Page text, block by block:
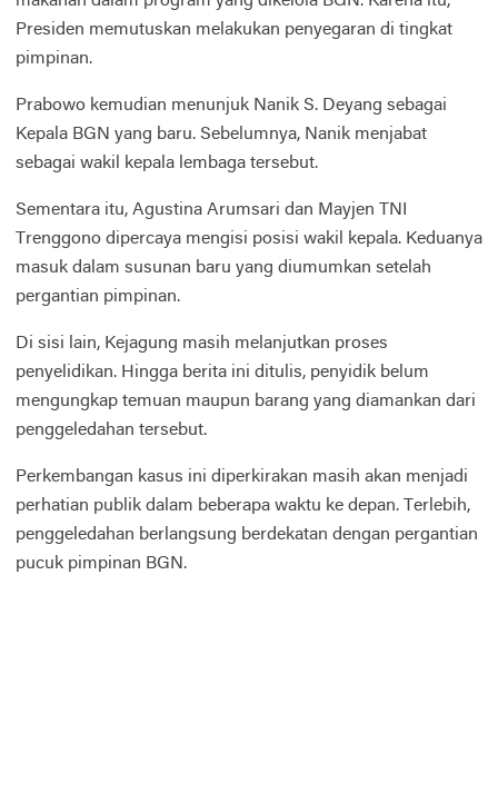
Presiden memutuskan melakukan penyegaran di tingkat
pimpinan.
Prabowo kemudian menunjuk Nanik S. Deyang sebagai
Kepala BGN yang baru. Sebelumnya, Nanik menjabat
sebagai wakil kepala lembaga tersebut.
Sementara itu, Agustina Arumsari dan Mayjen TNI
Trenggono dipercaya mengisi posisi wakil kepala. Keduanya
masuk dalam susunan baru yang diumumkan setelah
pergantian pimpinan.
Di sisi lain, Kejagung masih melanjutkan proses
penyelidikan. Hingga berita ini ditulis, penyidik belum
mengungkap temuan maupun barang yang diamankan dari
penggeledahan tersebut.
Perkembangan kasus ini diperkirakan masih akan menjadi
perhatian publik dalam beberapa waktu ke depan. Terlebih,
penggeledahan berlangsung berdekatan dengan pergantian
pucuk pimpinan BGN.